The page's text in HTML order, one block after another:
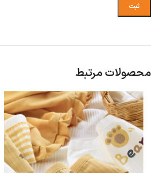
محصولات مرتبط